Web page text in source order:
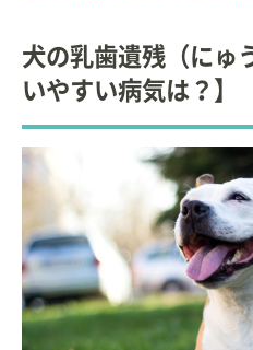
犬の乳歯遺残（にゅ
いやすい病気は？】